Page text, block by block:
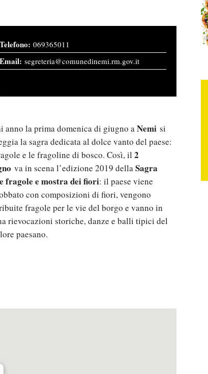
069365011
segreteria@comunedinemi.rm.gov.it
anno la prima domenica di giugno aNemi si
la sagra dedicata al dolce vanto del paese:
e le fragoline di bosco. Così, il 2
va in scena l’edizione 2019 dellaSagra
fragole e mostra dei fiori: il paese viene
con composizioni di fiori, vengono
fragole per le vie del borgo e vanno in
rievocazioni storiche, danze e balli tipici del
paesano.